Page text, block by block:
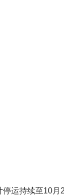
运持续至10月